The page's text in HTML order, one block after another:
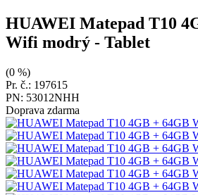
HUAWEI Matepad T10
Wifi modrý - Tablet
(0 %)
Pr. č.: 197615
PN: 53012NHH
Doprava zdarma